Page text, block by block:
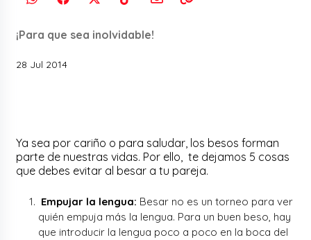
¡Para que sea inolvidable!
28 Jul 2014
Ya sea por cariño o para saludar, los besos forman
parte de nuestras vidas. Por ello, te dejamos 5 cosas
que debes evitar al besar a tu pareja.
Empujar la lengua: Besar no es un torneo para ver
quién empuja más la lengua. Para un buen beso, hay
que introducir la lengua poco a poco en la boca del